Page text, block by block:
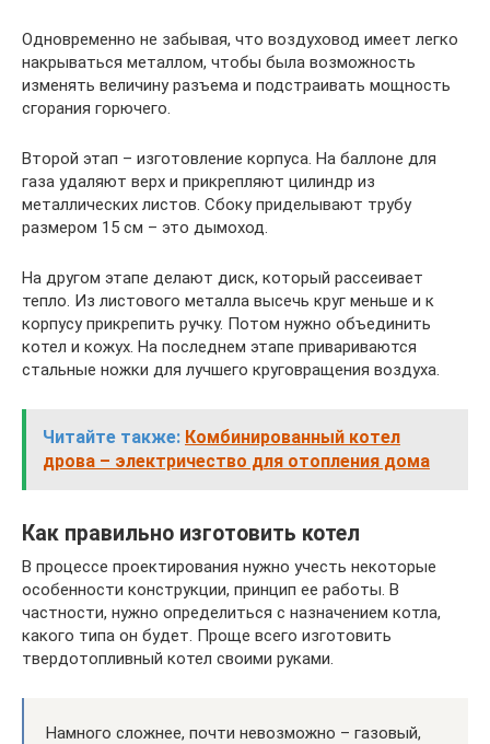
Одновременно не забывая, что воздуховод имеет легко
накрываться металлом, чтобы была возможность
изменять величину разъема и подстраивать мощность
сгорания горючего.
Второй этап – изготовление корпуса. На баллоне для
газа удаляют верх и прикрепляют цилиндр из
металлических листов. Сбоку приделывают трубу
размером 15 см – это дымоход.
На другом этапе делают диск, который рассеивает
тепло. Из листового металла высечь круг меньше и к
корпусу прикрепить ручку. Потом нужно объединить
котел и кожух. На последнем этапе привариваются
стальные ножки для лучшего круговращения воздуха.
Читайте также: Комбинированный котел
дрова – электричество для отопления дома
Как правильно изготовить котел
В процессе проектирования нужно учесть некоторые
особенности конструкции, принцип ее работы. В
частности, нужно определиться с назначением котла,
какого типа он будет. Проще всего изготовить
твердотопливный котел своими руками.
Намного сложнее, почти невозможно – газовый,